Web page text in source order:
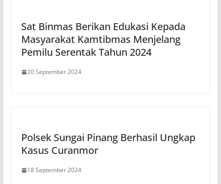
Sat Binmas Berikan Edukasi Kepada
Masyarakat Kamtibmas Menjelang
Pemilu Serentak Tahun 2024
20 September 2024
Polsek Sungai Pinang Berhasil Ungkap
Kasus Curanmor
18 September 2024